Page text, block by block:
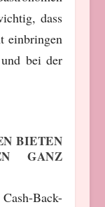
dass
einbringen
bei der
BIETEN
GANZ
Back-